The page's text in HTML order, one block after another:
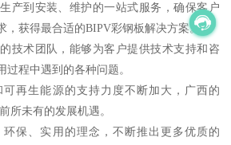
产到安装、维护的一站式服务，确保客户
，获得最合适的BIPV彩钢板解决方案。
技术团队，能够为客户提供技术支持和咨
程中遇到的各种问题。
可再生能源的支持力度不断加大，广西的
所未有的发展机遇。
保、实用的理念，不断推出更多优质的